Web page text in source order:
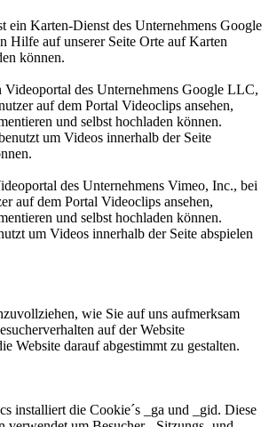
ein Karten-Dienst des Unternehmens Google
Hilfe auf unserer Seite Orte auf Karten
können.
Videoportal des Unternehmens Google LLC,
auf dem Portal Videoclips ansehen,
und selbst hochladen können.
um Videos innerhalb der Seite
des Unternehmens Vimeo, Inc., bei
auf dem Portal Videoclips ansehen,
und selbst hochladen können.
um Videos innerhalb der Seite abspielen
wie Sie auf uns aufmerksam
auf der Website
Website darauf abgestimmt zu gestalten.
installiert die Cookie´s _ga und _gid. Diese